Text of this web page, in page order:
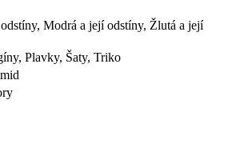
, Modrá a její odstíny, Žlutá a její
, Plavky, Šaty, Triko